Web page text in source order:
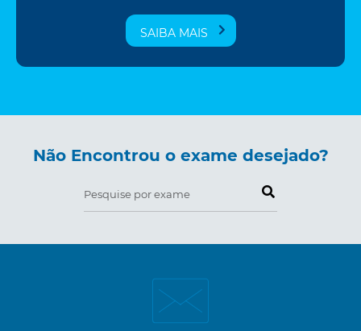
SAIBA MAIS
Não Encontrou o exame desejado?
Pesquise por exame